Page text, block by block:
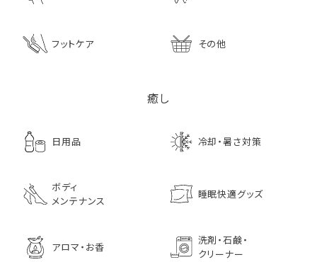
フットケア その他
癒し
日用品 冷却・暑さ対策
ボディ
メンテナンス
睡眠快適グッズ
アロマ・お香
洗剤・石鹸・
クリーナー